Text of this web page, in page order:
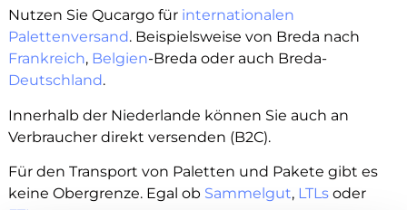
Nutzen Sie Qucargo für internationalen
Palettenversand. Beispielsweise von Breda nach
Frankreich, Belgien-Breda oder auch Breda-
Deutschland.
Innerhalb der Niederlande können Sie auch an
Verbraucher direkt versenden (B2C).
Für den Transport von Paletten und Pakete gibt es
keine Obergrenze. Egal ob Sammelgut, LTLsoder